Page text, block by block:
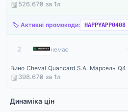
526.67₴ за 1л
🏷️ Активні промокоди: HAPPYAPP0408
2 Rozetka
немає
398.67₴ за 1л
Динаміка цін